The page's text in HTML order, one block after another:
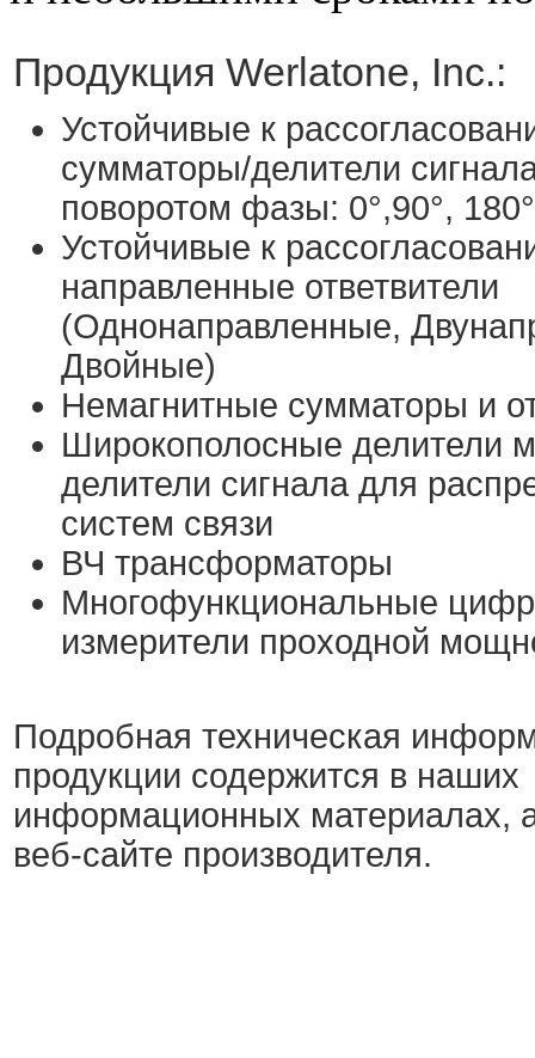
Продукция Werlatone, Inc.:
Устойчивые к
cумматоры/делители
поворотом фазы: 0°,90°,
Устойчивые к
направленные ответвители
(Однонаправленные,
Двойные)
Немагнитные cумматоры и
Широкополосные делители
делители сигнала для
систем связи
ВЧ трансформаторы
Многофункциональные
измерители проходной
Подробная техническая
продукции содержится в наших
информационных материалах,
веб-сайте производителя.